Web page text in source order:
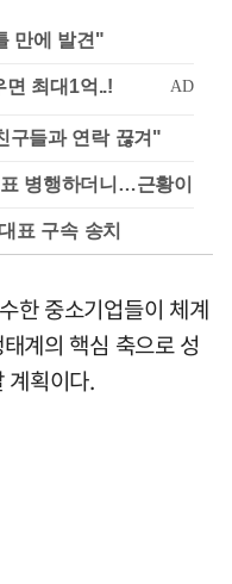
만에 발견"
구들과 연락 끊겨"
병행하더니…근황이
표 구속 송치
한 중소기업들이 체계
계의 핵심 축으로 성
계획이다.